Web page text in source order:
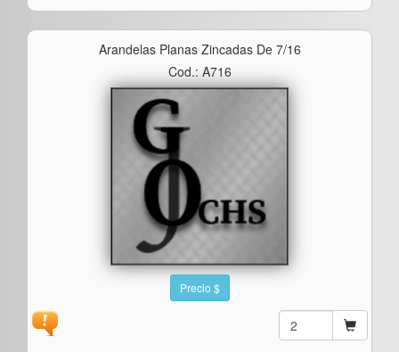
Arandelas Planas Zincadas De 7/16
Cod.: A716
Precio $